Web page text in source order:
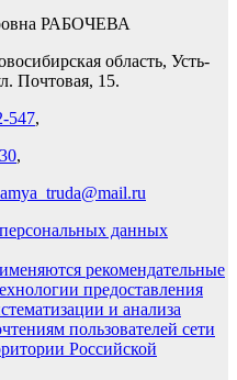
РАБОЧЕВА
область, Усть-
Почтовая, 15.
547,
,
данных
рекомендательные
предоставления
и анализа
пользователей сети
Российской